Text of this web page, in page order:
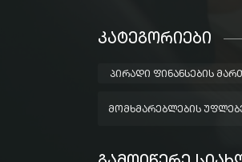
ᲙᲐᲢᲔᲒᲝᲠᲘᲔᲑᲘ
ᲞᲘᲠᲐᲓᲘ ᲤᲘᲜᲐᲜᲡᲔᲑᲘᲡ
ᲛᲝᲛᲮᲛᲐᲠᲔᲑᲚᲔᲑᲘᲡ